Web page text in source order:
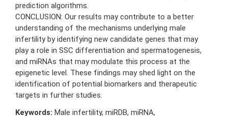
prediction algorithms.
CONCLUSION: Our results may contribute to a better
understanding of the mechanisms underlying male
infertility by identifying new candidate genes that may
play a role in SSC differentiation and spermatogenesis,
and miRNAs that may modulate this process at the
epigenetic level. These findings may shed light on the
identification of potential biomarkers and therapeutic
targets in further studies.
Keywords: Male infertility, miRDB, miRNA,